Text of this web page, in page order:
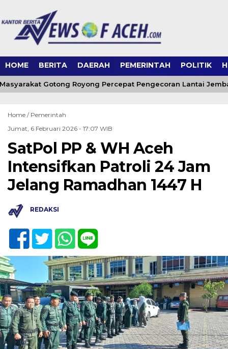
HOME BERITA DAERAH PEMERINTAH POLITIK
Gotong Royong Percepat Pengecoran Lantai
Home / Pemerintah
Jumat, 6 Februari 2026 - 17:07 WIB
SatPol PP & WH Aceh
Intensifkan Patroli 24 Jam
Jelang Ramadhan 1447 H
REDAKSI